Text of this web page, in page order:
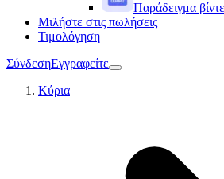
Παράδειγμα
Μιλήστε στις πωλήσεις
Τιμολόγηση
ΣύνδεσηΕγγραφείτε
Κύρια